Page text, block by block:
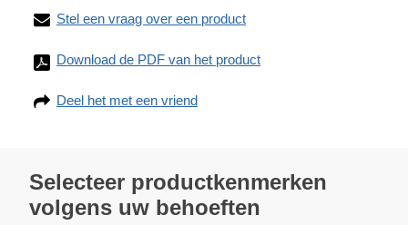
Stel een vraag over een product
Download de PDF van het product
Deel het met een vriend
Selecteer productkenmerken
volgens uw behoeften